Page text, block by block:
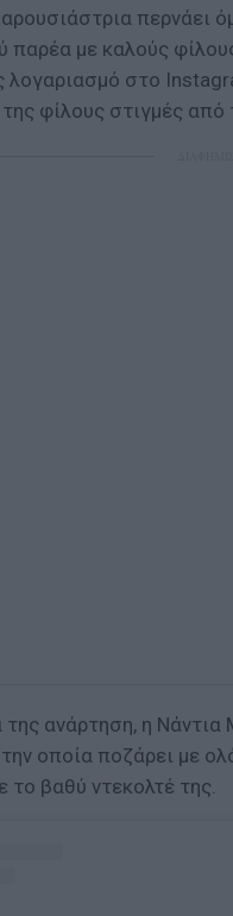
περνάει
με καλούς
στο
φίλους στιγμές από
της ανάρτηση, η
οποία ποζάρει με
το βαθύ ντεκολτέ της.